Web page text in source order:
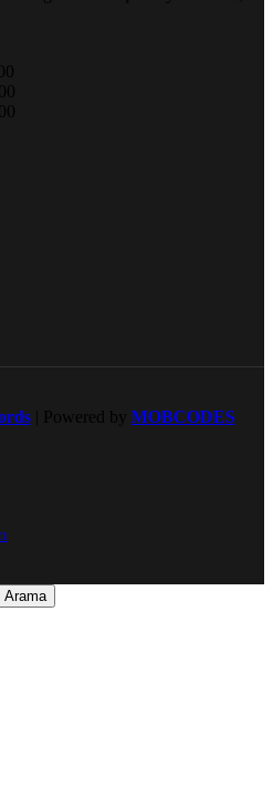
| Powered by MOBCODES
Arama